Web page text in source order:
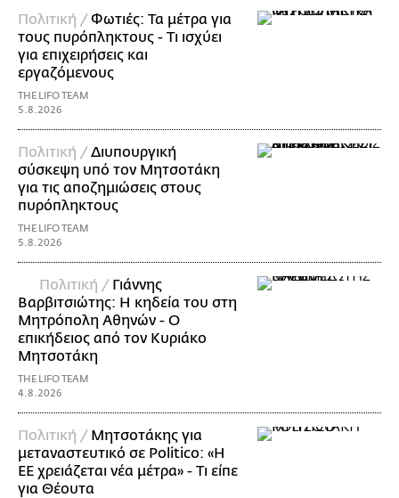
Πολιτική /Φωτιές: Τα μέτρα για
τους πυρόπληκτους - Τι ισχύει
για επιχειρήσεις και
εργαζόμενους
THE LIFO TEAM
5.8.2026
Πολιτική /Διυπουργική
σύσκεψη υπό τον Μητσοτάκη
για τις αποζημιώσεις στους
πυρόπληκτους
THE LIFO TEAM
5.8.2026
Πολιτική / Γιάννης
Βαρβιτσιώτης: Η κηδεία του στη
Μητρόπολη Αθηνών - Ο
επικήδειος από τον Κυριάκο
Μητσοτάκη
THE LIFO TEAM
4.8.2026
Πολιτική / Μητσοτάκης για
μεταναστευτικό σε Politico: «Η
ΕΕ χρειάζεται νέα μέτρα» - Τι είπε
για Θέουτα